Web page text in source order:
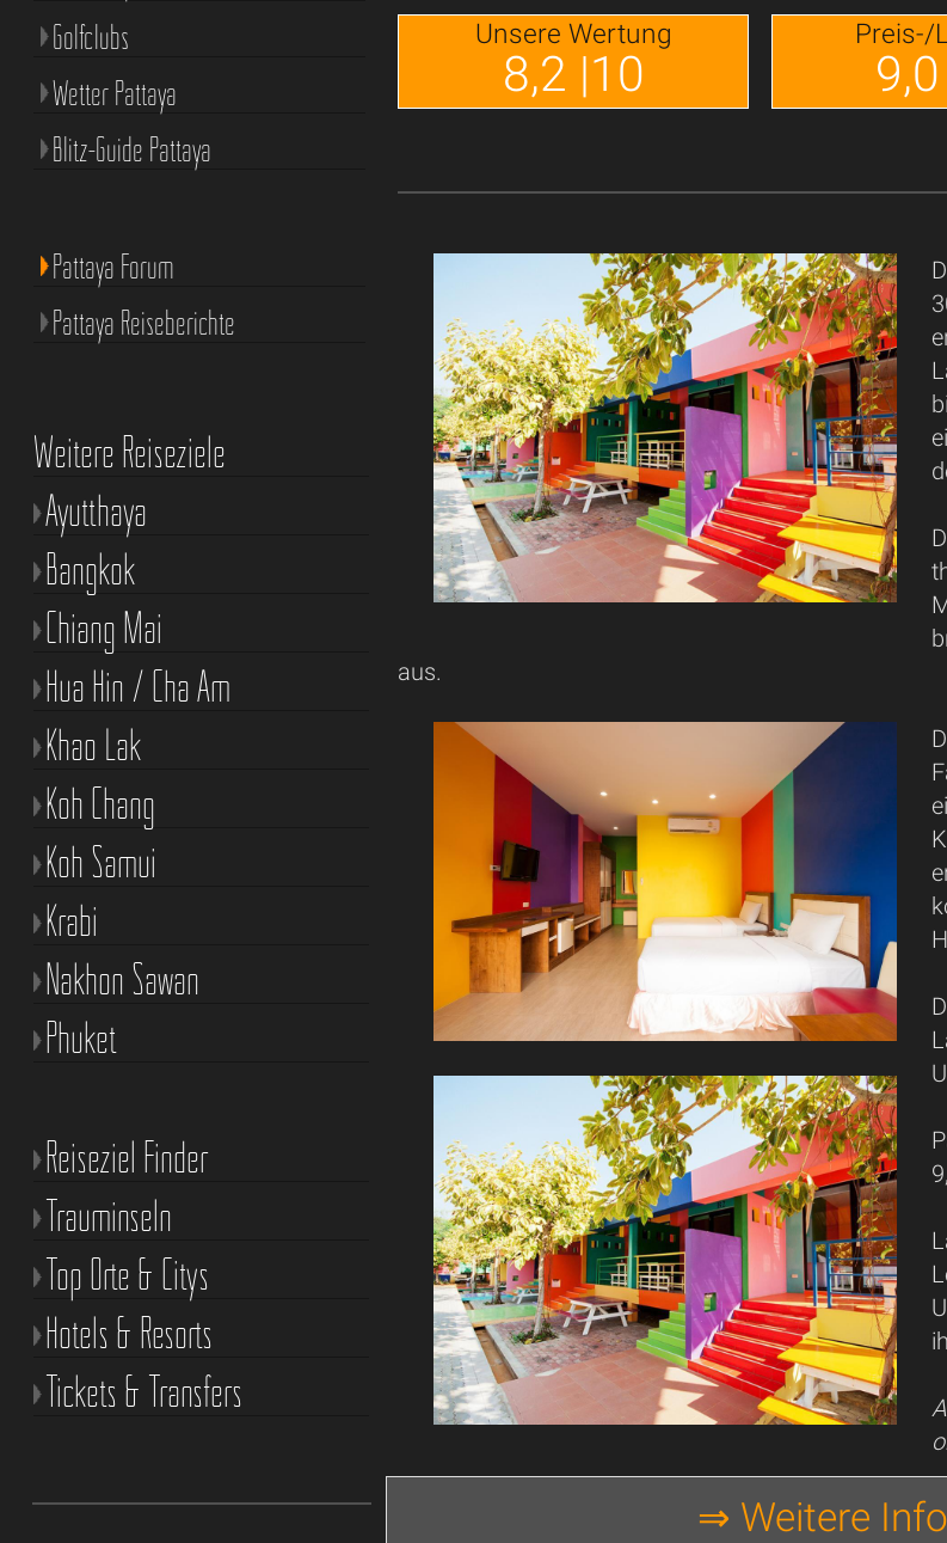
Unsere Wertung
8,2 |10
Preis-/
aus.
⇒ Weitere
Golfclubs
Wetter Pattaya
Blitz-Guide Pattaya
Pattaya Forum
Pattaya Reiseberichte
Weitere Reiseziele
Ayutthaya
Bangkok
Chiang Mai
Hua Hin / Cha Am
Khao Lak
Koh Chang
Koh Samui
Krabi
Nakhon Sawan
Phuket
Reiseziel Finder
Trauminseln
Top Orte & Citys
Hotels & Resorts
Tickets & Transfers